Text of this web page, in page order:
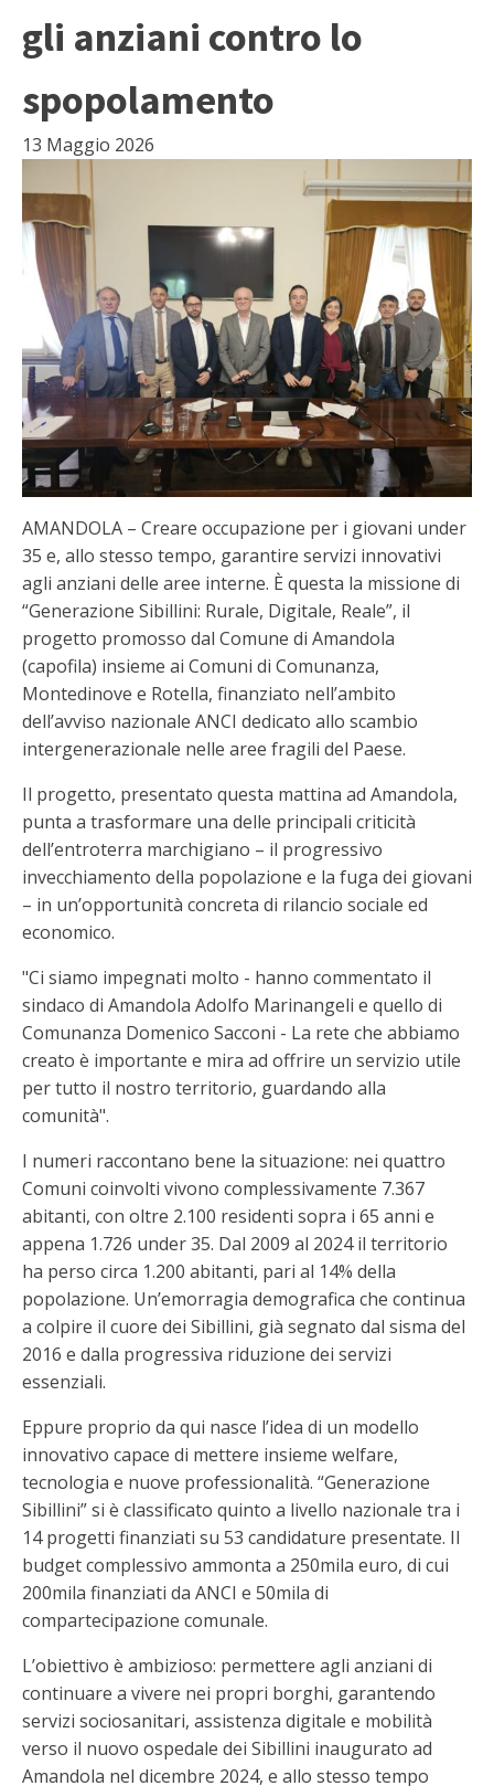
gli anziani contro lo
spopolamento
13 Maggio 2026
AMANDOLA – Creare occupazione per i giovani under
35 e, allo stesso tempo, garantire servizi innovativi
agli anziani delle aree interne. È questa la missione di
“Generazione Sibillini: Rurale, Digitale, Reale”, il
progetto promosso dal Comune di Amandola
(capofila) insieme ai Comuni di Comunanza,
Montedinove e Rotella, finanziato nell’ambito
dell’avviso nazionale ANCI dedicato allo scambio
intergenerazionale nelle aree fragili del Paese.
Il progetto, presentato questa mattina ad Amandola,
punta a trasformare una delle principali criticità
dell’entroterra marchigiano – il progressivo
invecchiamento della popolazione e la fuga dei giovani
– in un’opportunità concreta di rilancio sociale ed
economico.
"Ci siamo impegnati molto - hanno commentato il
sindaco di Amandola Adolfo Marinangeli e quello di
Comunanza Domenico Sacconi - La rete che abbiamo
creato è importante e mira ad offrire un servizio utile
per tutto il nostro territorio, guardando alla
comunità".
I numeri raccontano bene la situazione: nei quattro
Comuni coinvolti vivono complessivamente 7.367
abitanti, con oltre 2.100 residenti sopra i 65 anni e
appena 1.726 under 35. Dal 2009 al 2024 il territorio
ha perso circa 1.200 abitanti, pari al 14% della
popolazione. Un’emorragia demografica che continua
a colpire il cuore dei Sibillini, già segnato dal sisma del
2016 e dalla progressiva riduzione dei servizi
essenziali.
Eppure proprio da qui nasce l’idea di un modello
innovativo capace di mettere insieme welfare,
tecnologia e nuove professionalità. “Generazione
Sibillini” si è classificato quinto a livello nazionale tra i
14 progetti finanziati su 53 candidature presentate. Il
budget complessivo ammonta a 250mila euro, di cui
200mila finanziati da ANCI e 50mila di
compartecipazione comunale.
L’obiettivo è ambizioso: permettere agli anziani di
continuare a vivere nei propri borghi, garantendo
servizi sociosanitari, assistenza digitale e mobilità
verso il nuovo ospedale dei Sibillini inaugurato ad
Amandola nel dicembre 2024, e allo stesso tempo